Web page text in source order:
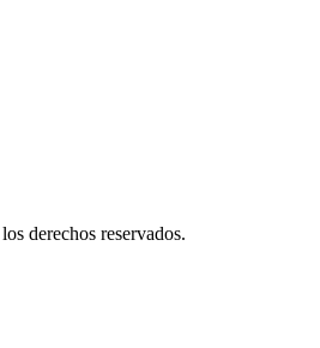
derechos reservados.